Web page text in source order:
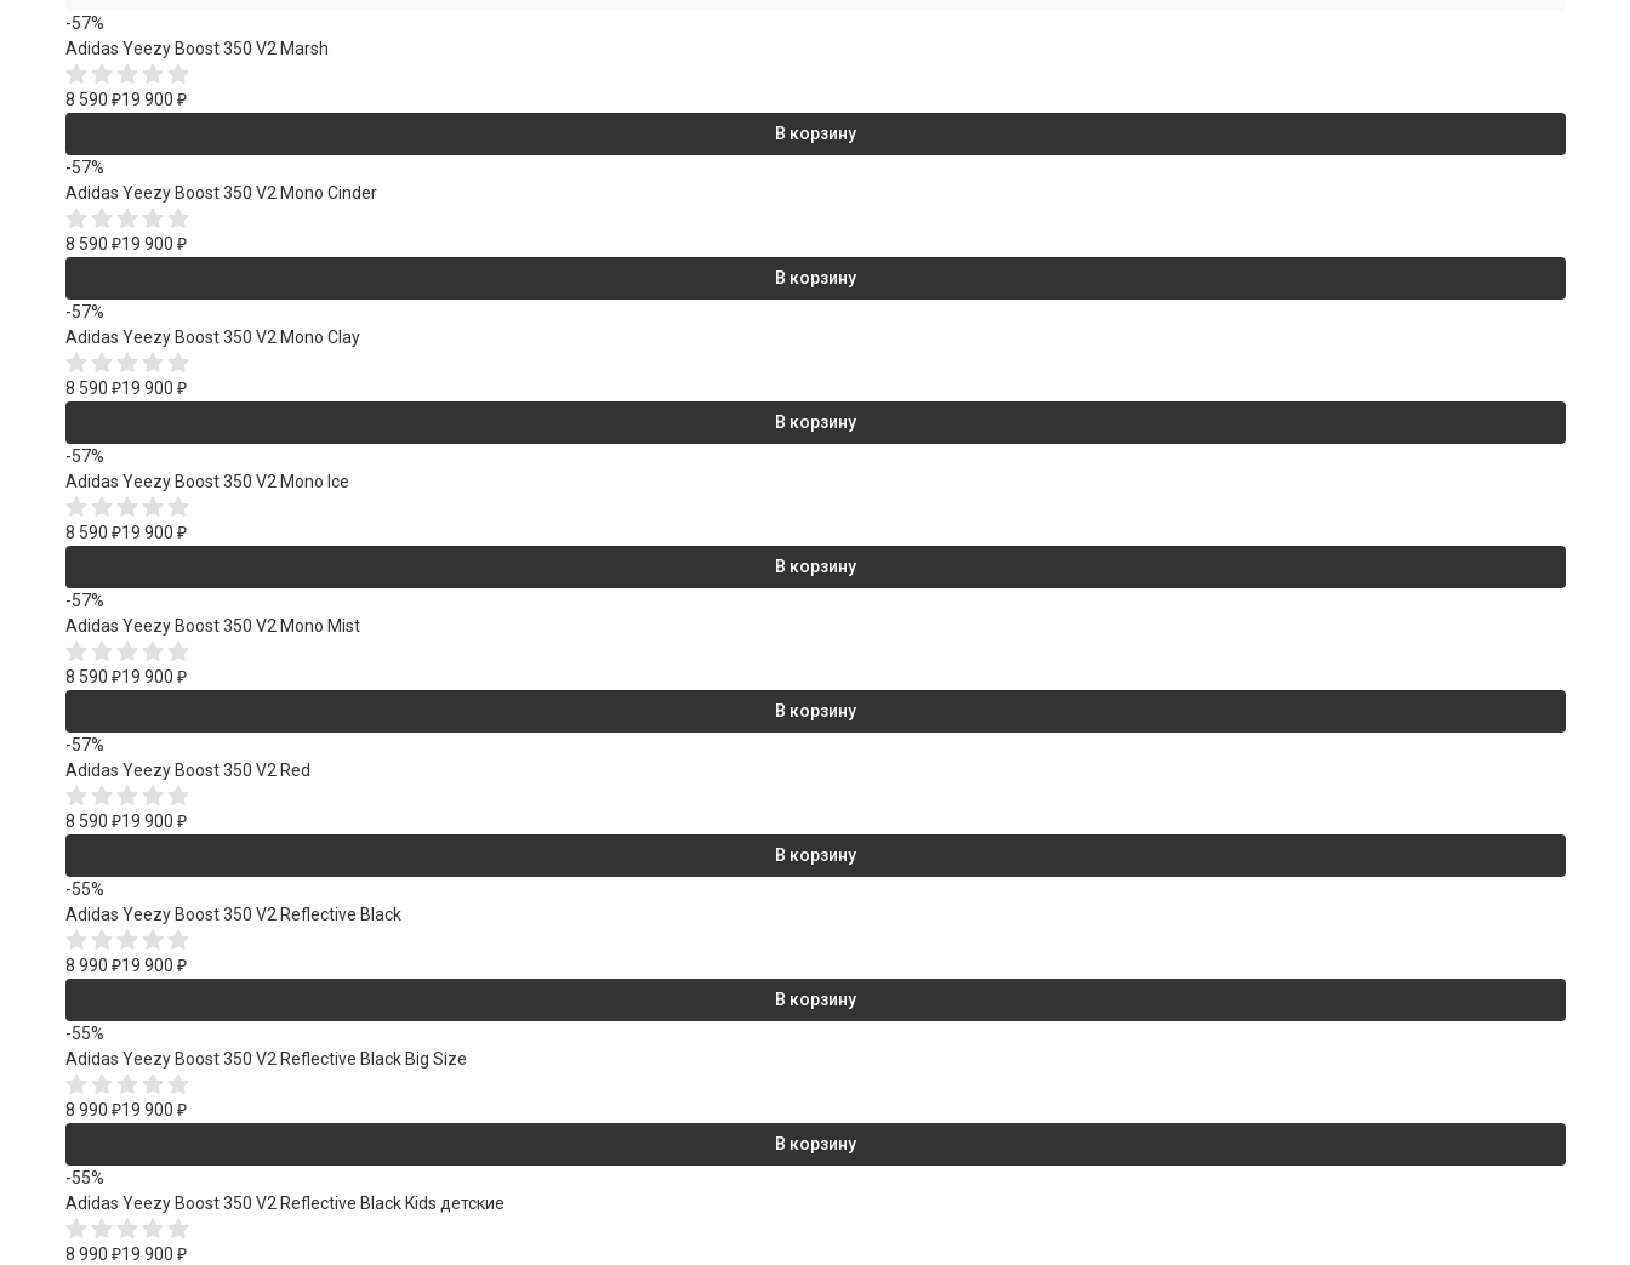
-57%
Adidas Yeezy Boost 350 V2 Marsh
8 590 ₽19 900 ₽
В корзину
-57%
Adidas Yeezy Boost 350 V2 Mono Cinder
8 590 ₽19 900 ₽
В корзину
-57%
Adidas Yeezy Boost 350 V2 Mono Clay
8 590 ₽19 900 ₽
В корзину
-57%
Adidas Yeezy Boost 350 V2 Mono Ice
8 590 ₽19 900 ₽
В корзину
-57%
Adidas Yeezy Boost 350 V2 Mono Mist
8 590 ₽19 900 ₽
В корзину
-57%
Adidas Yeezy Boost 350 V2 Red
8 590 ₽19 900 ₽
В корзину
-55%
Adidas Yeezy Boost 350 V2 Reflective Black
8 990 ₽19 900 ₽
В корзину
-55%
Adidas Yeezy Boost 350 V2 Reflective Black Big Size
8 990 ₽19 900 ₽
В корзину
-55%
Adidas Yeezy Boost 350 V2 Reflective Black Kids детские
8 990 ₽19 900 ₽